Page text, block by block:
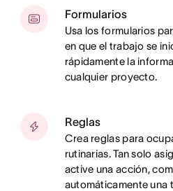
Formularios
Usa los formularios
en que el trabajo se
rápidamente la
cualquier proyecto.
Reglas
Crea reglas para
rutinarias. Tan solo
active una acción,
automáticamente una